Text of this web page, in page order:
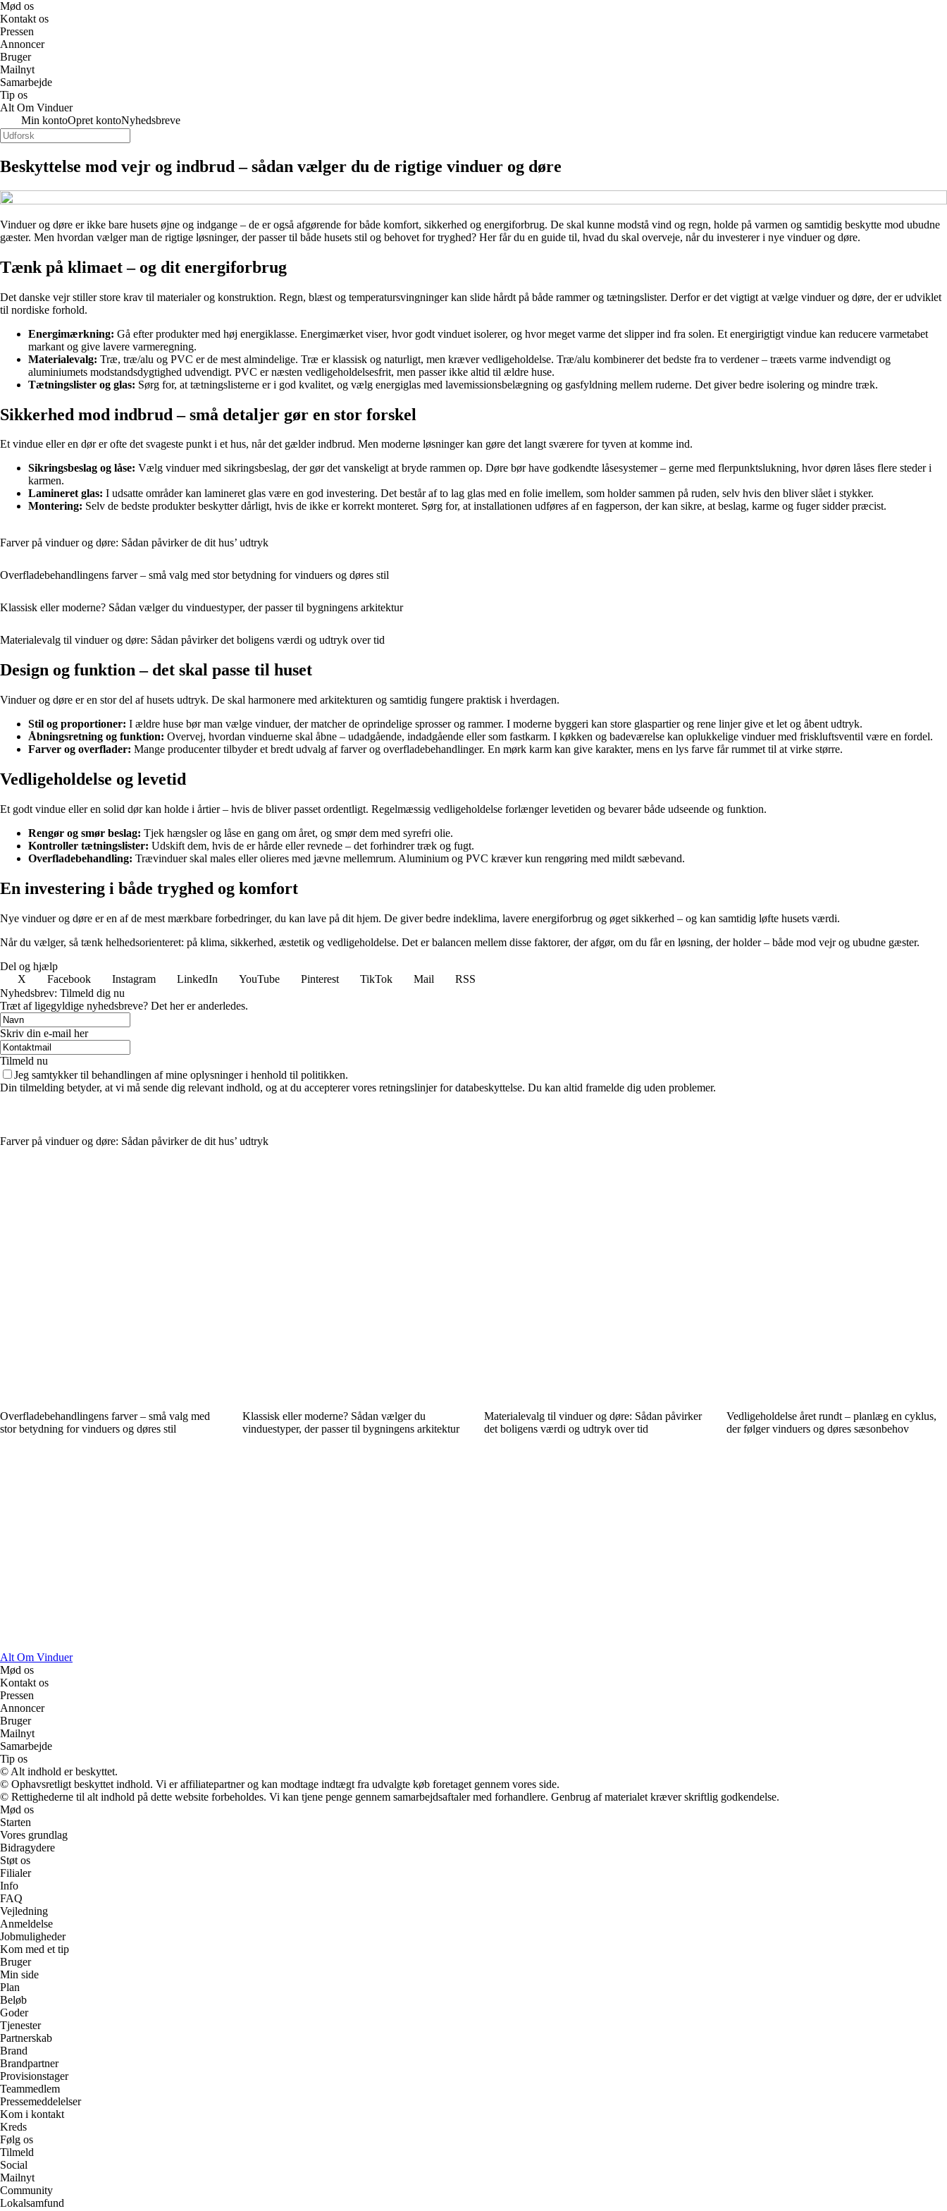
Mød os
Kontakt os
Pressen
Annoncer
Bruger
Mailnyt
Samarbejde
Tip os
Alt Om Vinduer
Min kontoOpret kontoNyhedsbreve
Beskyttelse mod vejr og indbrud – sådan vælger du de rigtige vinduer og døre
Vinduer og døre er ikke bare husets øjne og indgange – de er også afgørende for både komfort, sikkerhed og energiforbrug. De skal kunne modstå vind og regn, holde på varmen og samtidig beskytte mod ubudne
gæster. Men hvordan vælger man de rigtige løsninger, der passer til både husets stil og behovet for tryghed? Her får du en guide til, hvad du skal overveje, når du investerer i nye vinduer og døre.
Tænk på klimaet – og dit energiforbrug
Det danske vejr stiller store krav til materialer og konstruktion. Regn, blæst og temperatursvingninger kan slide hårdt på både rammer og tætningslister. Derfor er det vigtigt at vælge vinduer og døre, der er udviklet
til nordiske forhold.
Energimærkning: Gå efter produkter med høj energiklasse. Energimærket viser, hvor godt vinduet isolerer, og hvor meget varme det slipper ind fra solen. Et energirigtigt vindue kan reducere varmetabet
markant og give lavere varmeregning.
Materialevalg: Træ, træ/alu og PVC er de mest almindelige. Træ er klassisk og naturligt, men kræver vedligeholdelse. Træ/alu kombinerer det bedste fra to verdener – træets varme indvendigt og
aluminiumets modstandsdygtighed udvendigt. PVC er næsten vedligeholdelsesfrit, men passer ikke altid til ældre huse.
Tætningslister og glas: Sørg for, at tætningslisterne er i god kvalitet, og vælg energiglas med lavemissionsbelægning og gasfyldning mellem ruderne. Det giver bedre isolering og mindre træk.
Sikkerhed mod indbrud – små detaljer gør en stor forskel
Et vindue eller en dør er ofte det svageste punkt i et hus, når det gælder indbrud. Men moderne løsninger kan gøre det langt sværere for tyven at komme ind.
Sikringsbeslag og låse: Vælg vinduer med sikringsbeslag, der gør det vanskeligt at bryde rammen op. Døre bør have godkendte låsesystemer – gerne med flerpunktslukning, hvor døren låses flere steder i
karmen.
Lamineret glas: I udsatte områder kan lamineret glas være en god investering. Det består af to lag glas med en folie imellem, som holder sammen på ruden, selv hvis den bliver slået i stykker.
Montering: Selv de bedste produkter beskytter dårligt, hvis de ikke er korrekt monteret. Sørg for, at installationen udføres af en fagperson, der kan sikre, at beslag, karme og fuger sidder præcist.
Farver på vinduer og døre: Sådan påvirker de dit hus’ udtryk
Overfladebehandlingens farver – små valg med stor betydning for vinduers og døres stil
Klassisk eller moderne? Sådan vælger du vinduestyper, der passer til bygningens arkitektur
Materialevalg til vinduer og døre: Sådan påvirker det boligens værdi og udtryk over tid
Design og funktion – det skal passe til huset
Vinduer og døre er en stor del af husets udtryk. De skal harmonere med arkitekturen og samtidig fungere praktisk i hverdagen.
Stil og proportioner: I ældre huse bør man vælge vinduer, der matcher de oprindelige sprosser og rammer. I moderne byggeri kan store glaspartier og rene linjer give et let og åbent udtryk.
Åbningsretning og funktion: Overvej, hvordan vinduerne skal åbne – udadgående, indadgående eller som fastkarm. I køkken og badeværelse kan oplukkelige vinduer med friskluftsventil være en fordel.
Farver og overflader: Mange producenter tilbyder et bredt udvalg af farver og overfladebehandlinger. En mørk karm kan give karakter, mens en lys farve får rummet til at virke større.
Vedligeholdelse og levetid
Et godt vindue eller en solid dør kan holde i årtier – hvis de bliver passet ordentligt. Regelmæssig vedligeholdelse forlænger levetiden og bevarer både udseende og funktion.
Rengør og smør beslag: Tjek hængsler og låse en gang om året, og smør dem med syrefri olie.
Kontroller tætningslister: Udskift dem, hvis de er hårde eller revnede – det forhindrer træk og fugt.
Overfladebehandling: Trævinduer skal males eller olieres med jævne mellemrum. Aluminium og PVC kræver kun rengøring med mildt sæbevand.
En investering i både tryghed og komfort
Nye vinduer og døre er en af de mest mærkbare forbedringer, du kan lave på dit hjem. De giver bedre indeklima, lavere energiforbrug og øget sikkerhed – og kan samtidig løfte husets værdi.
Når du vælger, så tænk helhedsorienteret: på klima, sikkerhed, æstetik og vedligeholdelse. Det er balancen mellem disse faktorer, der afgør, om du får en løsning, der holder – både mod vejr og ubudne gæster.
Del og hjælp
X
Facebook Instagram LinkedIn YouTube Pinterest TikTok Mail
RSS
Nyhedsbrev: Tilmeld dig nu
Træt af ligegyldige nyhedsbreve? Det her er anderledes.
Skriv din e-mail her
Tilmeld nu
Jeg samtykker til behandlingen af mine oplysninger i henhold til politikken.
Din tilmelding betyder, at vi må sende dig relevant indhold, og at du accepterer vores retningslinjer for databeskyttelse. Du kan altid framelde dig uden problemer.
Farver på vinduer og døre: Sådan påvirker de dit hus’ udtryk
Overfladebehandlingens farver – små valg med
stor betydning for vinduers og døres stil
Klassisk eller moderne? Sådan vælger du
vinduestyper, der passer til bygningens arkitektur
Materialevalg til vinduer og døre: Sådan påvirker
det boligens værdi og udtryk over tid
Vedligeholdelse året rundt – planlæg en cyklus,
der følger vinduers og døres sæsonbehov
Alt Om Vinduer
Mød os
Kontakt os
Pressen
Annoncer
Bruger
Mailnyt
Samarbejde
Tip os
© Alt indhold er beskyttet.
© Ophavsretligt beskyttet indhold. Vi er affiliatepartner og kan modtage indtægt fra udvalgte køb foretaget gennem vores side.
© Rettighederne til alt indhold på dette website forbeholdes. Vi kan tjene penge gennem samarbejdsaftaler med forhandlere. Genbrug af materialet kræver skriftlig godkendelse.
Mød os
Starten
Vores grundlag
Bidragydere
Støt os
Filialer
Info
FAQ
Vejledning
Anmeldelse
Jobmuligheder
Kom med et tip
Bruger
Min side
Plan
Beløb
Goder
Tjenester
Partnerskab
Brand
Brandpartner
Provisionstager
Teammedlem
Pressemeddelelser
Kom i kontakt
Kreds
Følg os
Tilmeld
Social
Mailnyt
Community
Lokalsamfund